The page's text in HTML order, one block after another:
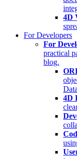
4D
For Developers
For
practical
blog.
4D